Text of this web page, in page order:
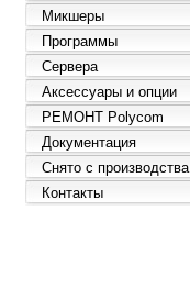
Микшеры
Программы
Сервера
Аксессуары и опции
РЕМОНТ Polycom
Документация
Снято с производства
Контакты